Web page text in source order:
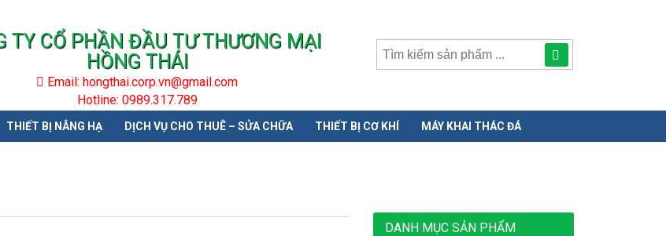
TY CỔ PHẦN ĐẦU TƯ THƯƠNG MẠI
HỒNG THÁI
Email: hongthai.corp.vn@gmail.com
Hotline: 0989.317.789
Tìm
sản
THIẾT BỊ NÂNG HẠ DỊCH VỤ CHO THUÊ – SỬA CHỮA THIẾT BỊ CƠ KHÍ MÁY KHAI THÁC ĐÁ
DANH MỤC SẢN PHẨM